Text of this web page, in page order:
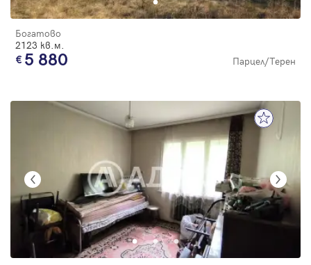
Богатово
2123 кв.м.
5 880 Парцел/Терен